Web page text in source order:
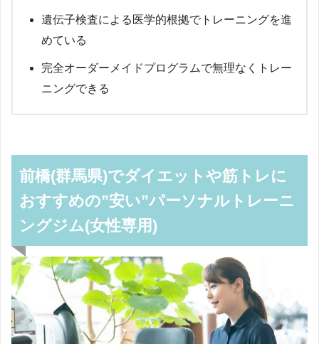
遺伝子検査による医学的根拠でトレーニングを進
めている
完全オーダーメイドプログラムで無理なくトレー
ニングできる
前橋(群馬県)でダイエットや筋トレに
おすすめの”安い”パーソナルトレーニ
ングジム(女性専用)